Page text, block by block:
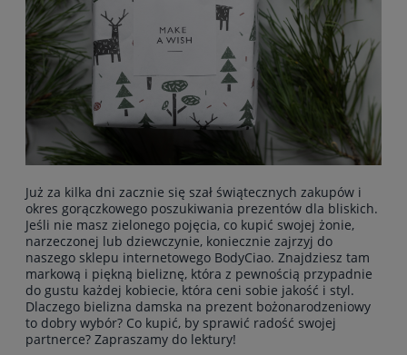
Już za kilka dni zacznie się szał świątecznych zakupów i
okres gorączkowego poszukiwania prezentów dla bliskich.
Jeśli nie masz zielonego pojęcia, co kupić swojej żonie,
narzeczonej lub dziewczynie, koniecznie zajrzyj do
naszego sklepu internetowego BodyCiao. Znajdziesz tam
markową i piękną bieliznę, która z pewnością przypadnie
do gustu każdej kobiecie, która ceni sobie jakość i styl.
Dlaczego bielizna damska na prezent bożonarodzeniowy
to dobry wybór? Co kupić, by sprawić radość swojej
partnerce? Zapraszamy do lektury!